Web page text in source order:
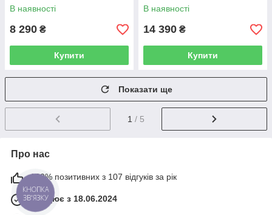
В наявності
8 290 ₴
Купити
В наявності
14 390 ₴
Купити
Показати ще
1 / 5
Про нас
100% позитивних з 107 відгуків за рік
Працює з 18.06.2024
КНОПКА
ЗВ'ЯЗКУ